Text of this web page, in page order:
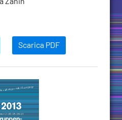
Scarica PDF